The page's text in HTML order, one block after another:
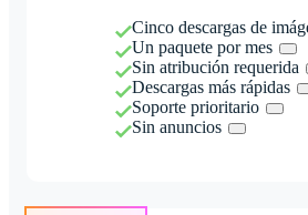
Cinco descargas de
Un paquete por mes
Sin atribución requerida
Descargas más rápidas
Soporte prioritario
Sin anuncios